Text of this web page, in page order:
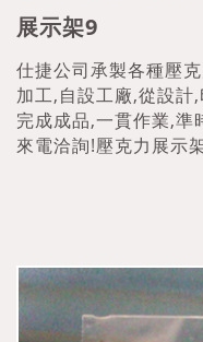
展示架9
仕捷公司承製各種壓
加工,自設工廠,從設計
完成成品,一貫作業,準
來電洽詢!壓克力展示